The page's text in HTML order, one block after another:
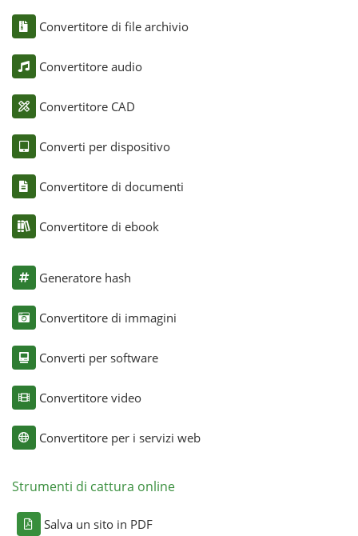
Convertitore di file archivio
Convertitore audio
Convertitore CAD
Converti per dispositivo
Convertitore di documenti
Convertitore di ebook
Generatore hash
Convertitore di immagini
Converti per software
Convertitore video
Convertitore per i servizi web
Strumenti di cattura online
Salva un sito in PDF